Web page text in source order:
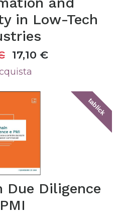
in Low-Tech
17,10 €
tablick
Due Diligence